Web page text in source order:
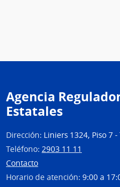
Agencia
Estatales
Dirección: Liniers 1324, Piso 7
Teléfono: 2903 11 11
Contacto
Horario de atención: 9:00 a